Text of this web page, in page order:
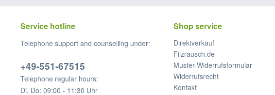
Service hotline
Telephone support and counselling under:
+49-551-67515
Telephone regular hours:
Di, Do: 09:00 - 11:30 Uhr
Shop service
Direktverkauf
Filzrausch.de
Muster-Widerrufsformular
Widerrufsrecht
Kontakt